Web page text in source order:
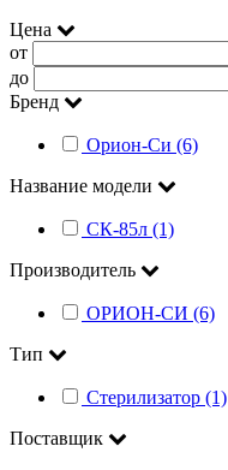
Цена
от
до
Бренд
Орион-Си (6)
Название модели
СК-85л (1)
Производитель
ОРИОН-СИ (6)
Тип
Стерилизатор (1)
Поставщик